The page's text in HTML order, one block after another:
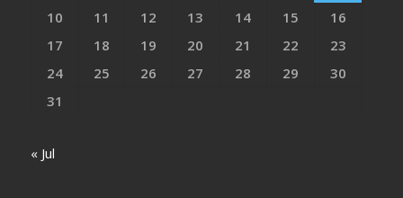
10
11 12 13 14 15
16
17
18 19 20 21 22
23
24
25 26 27 28 29
30
31
« Jul